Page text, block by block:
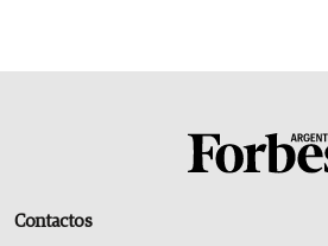
Contactos